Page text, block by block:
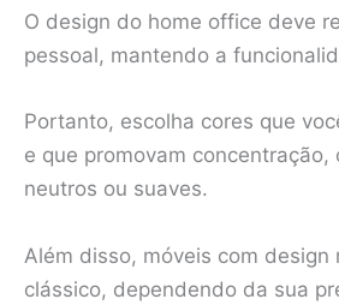
O design do home office deve
pessoal, mantendo a
Portanto, escolha cores que
e que promovam concentração,
neutros ou suaves.
Além disso, móveis com design
clássico, dependendo da sua